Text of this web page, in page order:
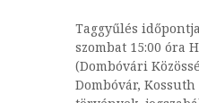
Taggyűlés
szombat 15:00 óra
(Dombóvári
Dombóvár,